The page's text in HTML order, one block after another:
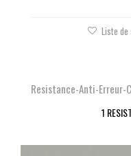
Liste
Resistance-Anti-Erreur-
1